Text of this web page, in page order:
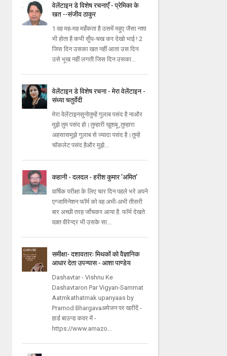
वेलेंटाइन डे विशेष रचनाएँ - प्रेमिका के
खत --संजीव ठाकुर
1 वह मह-मह महँकता है उसमें महुए जैसा नशा
भी होता है कभी सूँघ-चख कर देखो भाई ! 2
जिस दिन उसका खत नहीं आता उस दिन
उसे भूख नहीं लगती जिस दिन उसका...
वेलेंटाइन डे विशेष रचना - मेरा वेलेंटाइन -
संध्या चतुर्वेदी
मेरा वेलेंटाइनसुनोतुम्हें गुलाब पसंद है नाऔर
मुझे तुम पसंद हो।तुम्हारी खुशबू ,तुम्हारा
अहसासमुझे गुलाब से ज्यादा पसंद है।तुम्हें
चॉकलेट पसंद हैऔर मुझे...
कहानी - दलदल - हरीश कुमार ‘अमित’
वार्षिक परीक्षा के लिए चार दिन पहले भरे अपने
एग्जामिनेशन फॉर्म को वह अभी-अभी तीसरी
बार अच्छी तरह जाँचकर आया है. फॉर्म देखते
वक़्त वीरेन्द्र भी उसके सा...
समीक्षा- दशावतारः मिथकों को वैज्ञानिक
आधार देता उपन्यास - आशा पाण्डेय
Dashavtar - Vishnu Ke
Dashavtaron Par Vigyan-Sammat
Aatmkathatmak upanyaas by
Pramod Bhargavaअमेजन पर खरीदें -
हार्ड बाउन्ड कवर में -
https://www.amazo...